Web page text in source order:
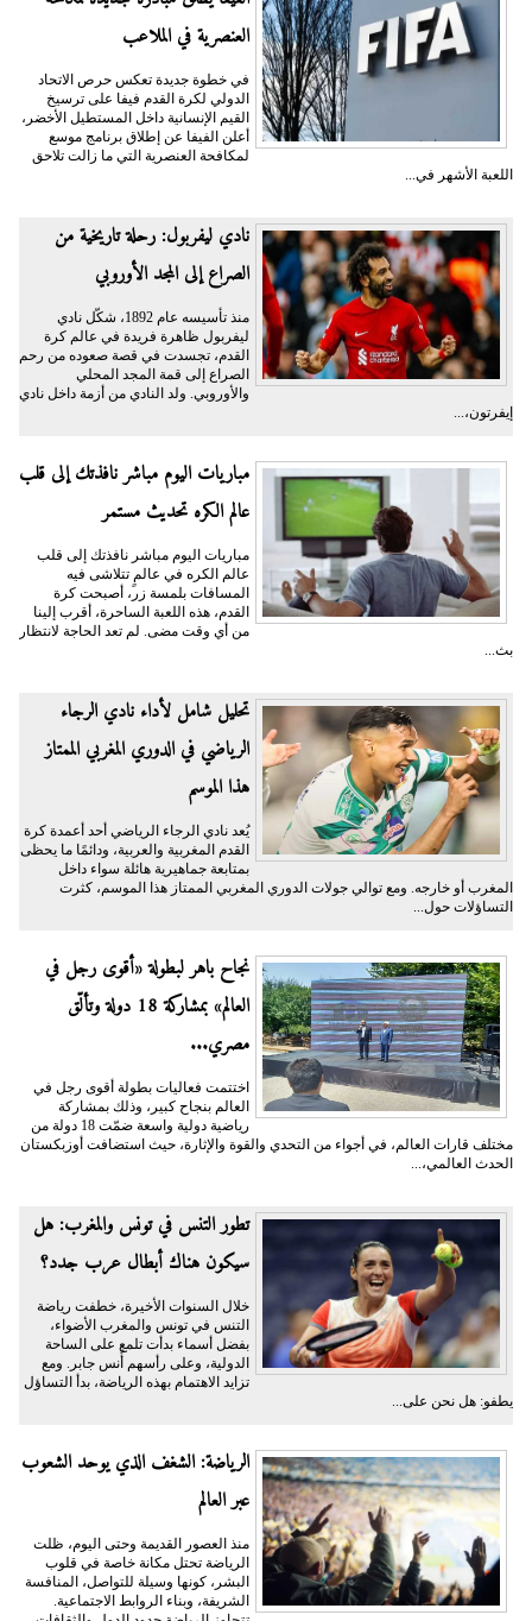
العنصرية في الملاعب
في خطوة جديدة تعكس حرص الاتحاد
الدولي لكرة القدم فيفا على ترسيخ
القيم الإنسانية داخل المستطيل الأخضر،
أعلن الفيفا عن إطلاق برنامج موسع
لمكافحة العنصرية التي ما زالت تلاحق
اللعبة الأشهر في...
نادي ليفربول: رحلة تاريخية من
الصراع إلى المجد الأوروبي
منذ تأسيسه عام 1892، شكّل نادي
ليفربول ظاهرة فريدة في عالم كرة
القدم، تجسدت في قصة صعوده من رحم
الصراع إلى قمة المجد المحلي
والأوروبي. ولد النادي من أزمة داخل نادي
إيفرتون،...
مباريات اليوم مباشر نافذتك إلى قلب
عالم الكره تحديث مستمر
مباريات اليوم مباشر نافذتك إلى قلب
عالم الكره في عالمٍ تتلاشى فيه
المسافات بلمسة زر، أصبحت كرة
القدم، هذه اللعبة الساحرة، أقرب إلينا
من أي وقت مضى. لم تعد الحاجة لانتظار
بث...
تحليل شامل لأداء نادي الرجاء
الرياضي في الدوري المغربي الممتاز
هذا الموسم
يُعد نادي الرجاء الرياضي أحد أعمدة كرة
القدم المغربية والعربية، ودائمًا ما يحظى
بمتابعة جماهيرية هائلة سواء داخل
المغرب أو خارجه. ومع توالي جولات الدوري المغربي الممتاز هذا الموسم، كثرت
التساؤلات حول...
نجاح باهر لبطولة «أقوى رجل في
العالم» بمشاركة 18 دولة وتألّق
مصري...
اختتمت فعاليات بطولة أقوى رجل في
العالم بنجاح كبير، وذلك بمشاركة
رياضية دولية واسعة ضمّت 18 دولة من
مختلف قارات العالم، في أجواء من التحدي والقوة والإثارة، حيث استضافت أوزبكستان
الحدث العالمي،...
تطور التنس في تونس والمغرب: هل
سيكون هناك أبطال عرب جدد؟
خلال السنوات الأخيرة، خطفت رياضة
التنس في تونس والمغرب الأضواء،
بفضل أسماء بدأت تلمع على الساحة
الدولية، وعلى رأسهم أُنس جابر. ومع
تزايد الاهتمام بهذه الرياضة، بدأ التساؤل
يطفو: هل نحن على...
الرياضة: الشغف الذي يوحد الشعوب
عبر العالم
منذ العصور القديمة وحتى اليوم، ظلت
الرياضة تحتل مكانة خاصة في قلوب
البشر، كونها وسيلة للتواصل، المنافسة
الشريفة، وبناء الروابط الاجتماعية.